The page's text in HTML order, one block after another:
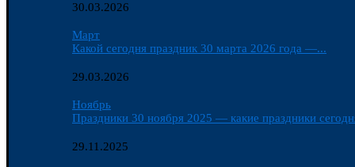
30.03.2026
Март
Какой сегодня праздник 30 марта 2026 года —...
29.03.2026
Ноябрь
Праздники 30 ноября 2025 — какие праздники
29.11.2025